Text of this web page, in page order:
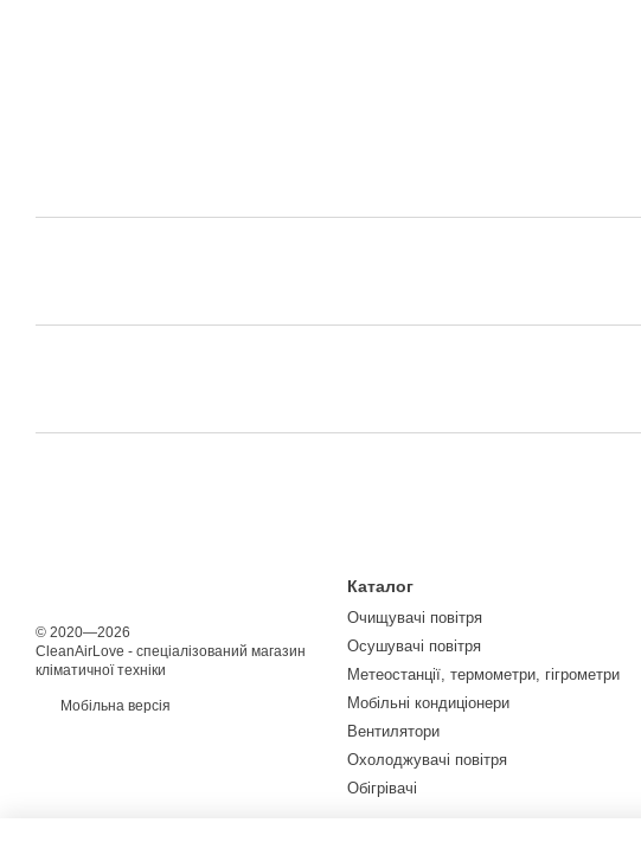
© 2020—2026
CleanAirLove - спеціалізований магазин
кліматичної техніки
Мобільна версія
Каталог
Очищувачі повітря
Осушувачі повітря
Метеостанції, термометри, гігрометри
Мобільні кондиціонери
Вентилятори
Охолоджувачі повітря
Обігрівачі